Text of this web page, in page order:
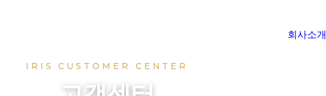
회사소개
IRIS CUSTOMER CENTER